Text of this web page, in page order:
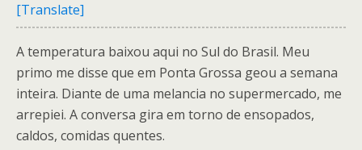
[Translate]
A temperatura baixou aqui no Sul do Brasil. Meu
primo me disse que em Ponta Grossa geou a semana
inteira. Diante de uma melancia no supermercado, me
arrepiei. A conversa gira em torno de ensopados,
caldos, comidas quentes.